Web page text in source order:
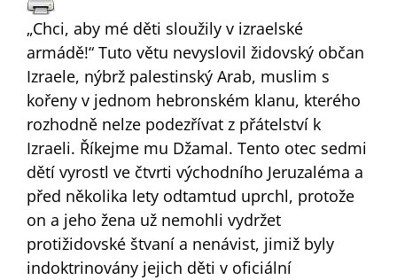
„Chci, aby mé děti sloužily v izraelské
armádě!“ Tuto větu nevyslovil židovský občan
Izraele, nýbrž palestinský Arab, muslim s
kořeny v jednom hebronském klanu, kterého
rozhodně nelze podezřívat z přátelství k
Izraeli. Říkejme mu Džamal. Tento otec sedmi
dětí vyrostl ve čtvrti východního Jeruzaléma a
před několika lety odtamtud uprchl, protože
on a jeho žena už nemohli vydržet
protižidovské štvaní a nenávist, jimiž byly
indoktrinovány jejich děti v oficiální